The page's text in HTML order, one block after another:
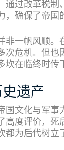
通过改革税制
，确保了帝国
非一帆风顺。
次危机。但也
坎在临终时传
遗产
国文化与军事
高度评价，死
都为后代树立